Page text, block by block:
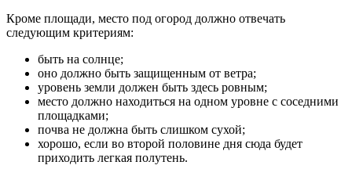
Кроме площади, место под огород должно отвечать
следующим критериям:
быть на солнце;
оно должно быть защищенным от ветра;
уровень земли должен быть здесь ровным;
место должно находиться на одном уровне с соседними
площадками;
почва не должна быть слишком сухой;
хорошо, если во второй половине дня сюда будет
приходить легкая полутень.